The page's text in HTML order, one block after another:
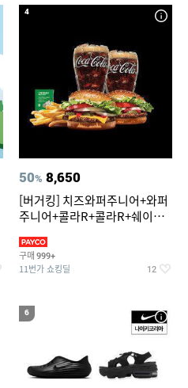
4
50% 8,650
[버거킹] 치즈와퍼주니어+와퍼
주니어+콜라R+콜라R+쉐이킹
구매 999+
11번가 쇼킹딜 12
6